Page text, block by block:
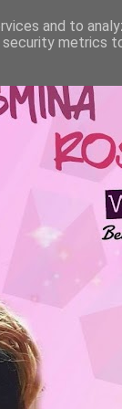
and to
metrics